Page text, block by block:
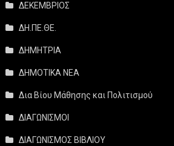
ΔΕΚΕΜΒΡΙΟΣ
ΔΗ.ΠΕ.ΘΕ.
ΔΗΜΗΤΡΙΑ
ΔΗΜΟΤΙΚΑ ΝΕΑ
Δια Βίου Μάθησης και Πολιτισμού
ΔΙΑΓΩΝΙΣΜΟΙ
ΔΙΑΓΩΝΙΣΜΟΣ ΒΙΒΛΙΟΥ